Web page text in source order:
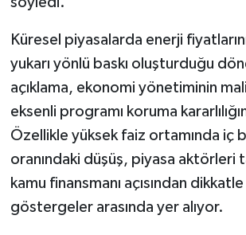
Küresel piyasalarda enerji
yukarı yönlü baskı oluşturduğu
açıklama, ekonomi yönetiminin
eksenli programı koruma
Özellikle yüksek faiz ortamında iç
oranındaki düşüş, piyasa aktörleri
kamu finansmanı açısından
göstergeler arasında yer alıyor.